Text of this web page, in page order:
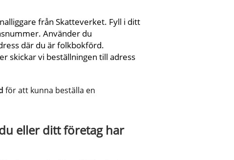
från Skatteverket. Fyll i ditt
Använder du
där du är folkbokförd.
skickar vi beställningen till adress
för att kunna beställa en
eller ditt företag har